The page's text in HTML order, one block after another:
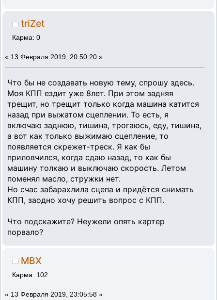
triZet
Карма: 0
« 13 Февраля 2019, 20:50:20 »
Что бы не создавать новую тему, спрошу здесь.
Моя КПП ездит уже 8лет. При этом задняя
трещит, но трещит только когда машина катится
назад при выжатом сцеплении. То есть, я
включаю заднюю, тишина, трогаюсь, еду, тишина,
а вот как только выжимаю сцепление, то
появляется скрежет-треск. Я как бы
приловчился, когда сдаю назад, то как бы
машину толкаю и выключаю скорость. Летом
поменял масло, стружки нет.
Но счас забарахлила сцепа и придётся снимать
КПП, заодно хочу решить вопрос с КПП.
Что подскажите? Неужели опять картер
порвало?
MBX
Карма: 102
« 13 Февраля 2019, 23:05:58 »